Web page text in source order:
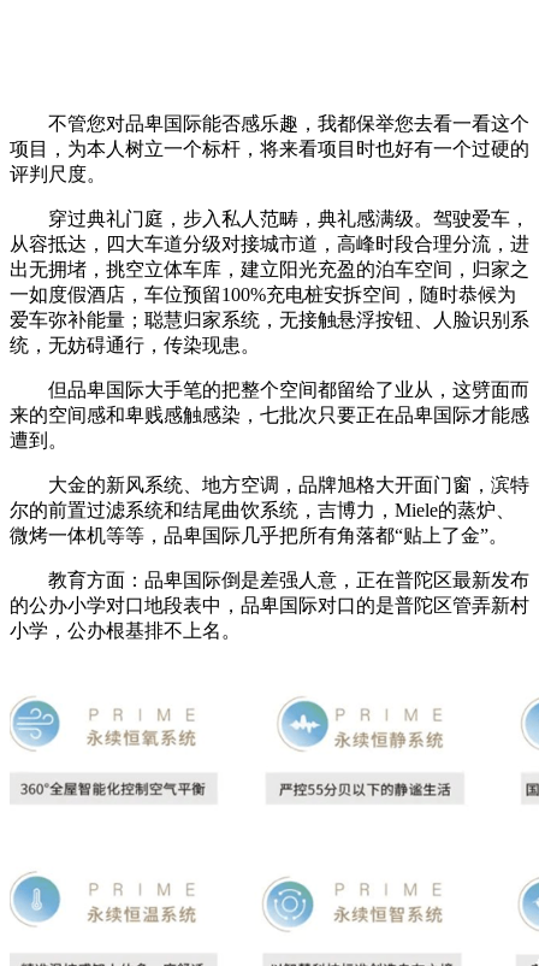
不管您对品卑国际能否感乐趣，我都保举您去看一看这个
项目，为本人树立一个标杆，将来看项目时也好有一个过硬的
评判尺度。
穿过典礼门庭，步入私人范畴，典礼感满级。驾驶爱车，
从容抵达，四大车道分级对接城市道，高峰时段合理分流，进
出无拥堵，挑空立体车库，建立阳光充盈的泊车空间，归家之
一如度假酒店，车位预留100%充电桩安拆空间，随时恭候为
爱车弥补能量；聪慧归家系统，无接触悬浮按钮、人脸识别系
统，无妨碍通行，传染现患。
但品卑国际大手笔的把整个空间都留给了业从，这劈面而
来的空间感和卑贱感触感染，七批次只要正在品卑国际才能感
遭到。
大金的新风系统、地方空调，品牌旭格大开面门窗，滨特
尔的前置过滤系统和结尾曲饮系统，吉博力，Miele的蒸炉、
微烤一体机等等，品卑国际几乎把所有角落都“贴上了金”。
教育方面：品卑国际倒是差强人意，正在普陀区最新发布
的公办小学对口地段表中，品卑国际对口的是普陀区管弄新村
小学，公办根基排不上名。